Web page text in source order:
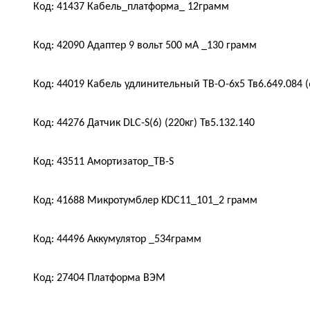
Код: 41437 Кабель_платформа_ 12грамм
Код: 42090 Адаптер 9 вольт 500 мА _130 грамм
Код: 44019 Кабель удлинительный TB-O-6x5 Тв6.649.084
Код: 44276 Датчик DLC-S(6) (220кг) Тв5.132.140
Код: 43511 Амортизатор_ТВ-S
Код: 41688 Микротумблер KDC11_101_2 грамм
Код: 44496 Аккумулятор _534грамм
Код: 27404 Платформа ВЭМ